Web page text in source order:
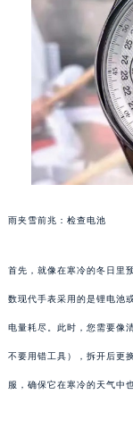
雨夹雪前兆：检查电池
首先，就像在寒冷的冬日里
数现代手表采用的是锂电池
电量耗尽。此时，您需要像
不要用错工具），拆开后更
服，确保它在寒冷的天气中